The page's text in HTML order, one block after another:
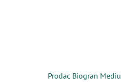
Prodac Biogran